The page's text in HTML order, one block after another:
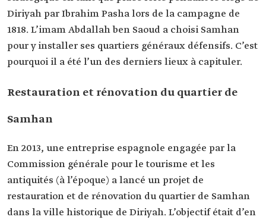
Diriyah par Ibrahim Pasha lors de la campagne de
1818. L’imam Abdallah ben Saoud a choisi Samhan
pour y installer ses quartiers généraux défensifs. C’est
pourquoi il a été l’un des derniers lieux à capituler.
Restauration et rénovation du quartier de
Samhan
En 2013, une entreprise espagnole engagée par la
Commission générale pour le tourisme et les
antiquités (à l’époque) a lancé un projet de
restauration et de rénovation du quartier de Samhan
dans la ville historique de Diriyah. L’objectif était d’en